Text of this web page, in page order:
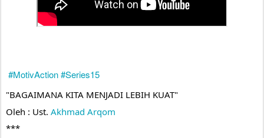
#MotivAction#Series15
"BAGAIMANA KITA MENJADI LEBIH KUAT"
Oleh : Ust. Akhmad Arqom
***